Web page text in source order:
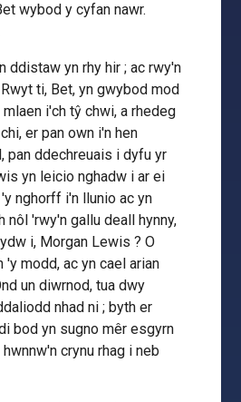
wybod y cyfan nawr.
ddistaw yn rhy hir ; ac rwy'n
ti, Bet, yn gwybod mod
i'ch tŷ chwi, a rhedeg
er pan own i'n hen
pan ddechreuais i dyfu yr
yn leicio nghadw i ar ei
nghorff i'n llunio ac yn
nôl 'rwy'n gallu deall hynny,
i, Morgan Lewis ? O
'y modd, ac yn cael arian
un diwrnod, tua dwy
nhad ni ; byth er
bod yn sugno mêr esgyrn
crynu rhag i neb